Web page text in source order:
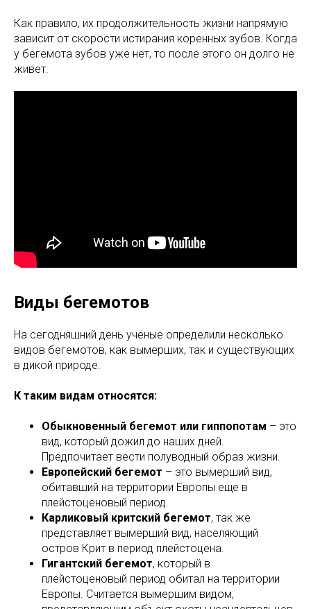
Как правило, их продолжительность жизни напрямую
зависит от скорости истирания коренных зубов. Когда
у бегемота зубов уже нет, то после этого он долго не
живет.
Виды бегемотов
На сегодняшний день ученые определили несколько
видов бегемотов, как вымерших, так и существующих
в дикой природе.
К таким видам относятся:
Обыкновенный бегемот или гиппопотам – это
вид, который дожил до наших дней.
Предпочитает вести полуводный образ жизни.
Европейский бегемот – это вымерший вид,
обитавший на территории Европы еще в
плейстоценовый период.
Карликовый критский бегемот, так же
представляет вымерший вид, населяющий
остров Крит в период плейстоцена.
Гигантский бегемот, который в
плейстоценовый период обитал на территории
Европы. Считается вымершим видом,